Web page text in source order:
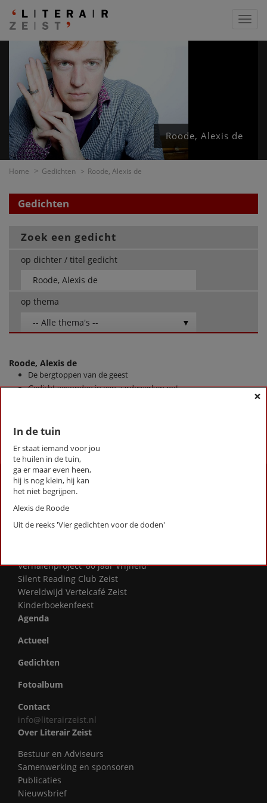
Roode, Alexis de
Home Gedichten Roode, Alexis de
Gedichten
Zoek een gedicht
op dichter / titel gedicht
op thema
-- Alle thema's --
Roode, Alexis de
De bergtoppen van de geest
Gedicht gevonden in een aardewerken pot
«First‹ Previous
1
×
In de tuin
Er staat iemand voor jou
te huilen in de tuin,
ga er maar even heen,
hij is nog klein, hij kan
het niet begrijpen.
Alexis de Roode
Uit de reeks 'Vier gedichten voor de doden'
Activiteiten
Lezingen door en over schrijvers
Stadsdichtersduo van Zeist
Boek & Film
Verhalenproject '80 jaar Vrijheid'
Silent Reading Club Zeist
Wereldwijd Vertelcafé Zeist
Kinderboekenfeest
Agenda
Actueel
Gedichten
Fotoalbum
Contact
info@literairzeist.nl
Over Literair Zeist
Bestuur en Adviseurs
Samenwerking en sponsoren
Publicaties
Nieuwsbrief